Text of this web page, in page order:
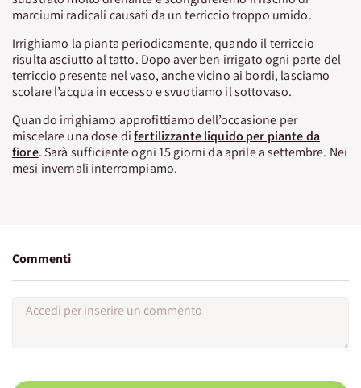
marciumi radicali causati da un terriccio troppo umido.
Irrighiamo la pianta periodicamente, quando il terriccio
risulta asciutto al tatto. Dopo aver ben irrigato ogni parte del
terriccio presente nel vaso, anche vicino ai bordi, lasciamo
scolare l’acqua in eccesso e svuotiamo il sottovaso.
Quando irrighiamo approfittiamo dell’occasione per
miscelare una dose difertilizzante liquido per piante da
fiore. Sarà sufficiente ogni 15 giorni da aprile a settembre. Nei
mesi invernali interrompiamo.
Commenti